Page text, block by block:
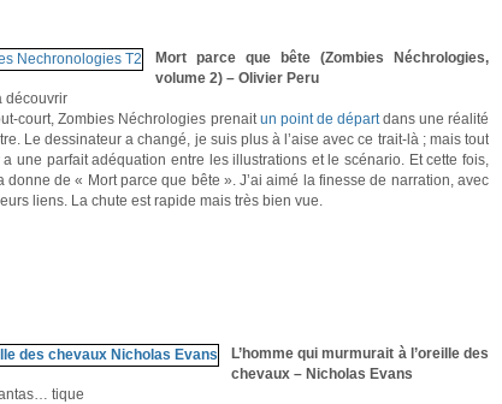
Mort parce que bête (Zombies Néchrologies,
volume 2) – Olivier Peru
découvrir
court, Zombies Néchrologies prenaitun point de départdans une réalité
Le dessinateur a changé, je suis plus à l’aise avec ce trait-là ; mais tout
une parfait adéquation entre les illustrations et le scénario. Et cette fois,
donne de « Mort parce que bête ». J’ai aimé la finesse de narration, avec
liens. La chute est rapide mais très bien vue.
L’homme qui murmurait à l’oreille des
chevaux – Nicholas Evans
tique